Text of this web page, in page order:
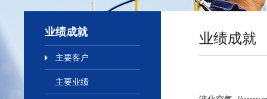
业绩成就
主要客户
主要业绩
业绩成就